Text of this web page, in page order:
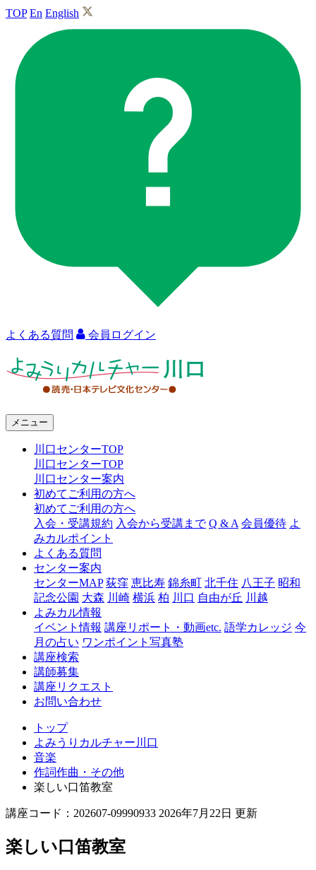
TOP En English
よくある質問 会員ログイン
ャ
口
メニュー
川口センターTOP
川口センターTOP
川口センター案内
初めてご利用の方へ
初めてご利用の方へ
入会・受講規約 入会から受講まで Q & A 会員優待 よ
みカルポイント
よくある質問
センター案内
センターMAP 荻窪 恵比寿 錦糸町 北千住 八王子 昭和
記念公園 大森 川崎 横浜 柏 川口 自由が丘 川越
よみカル情報
イベント情報 講座リポート・動画etc. 語学カレッジ 今
月の占い ワンポイント写真塾
講座検索
講師募集
講座リクエスト
お問い合わせ
トップ
よみうりカルチャー川口
音楽
作詞作曲・その他
楽しい口笛教室
講座コード：202607-09990933 2026年7月22日 更新
楽しい口笛教室